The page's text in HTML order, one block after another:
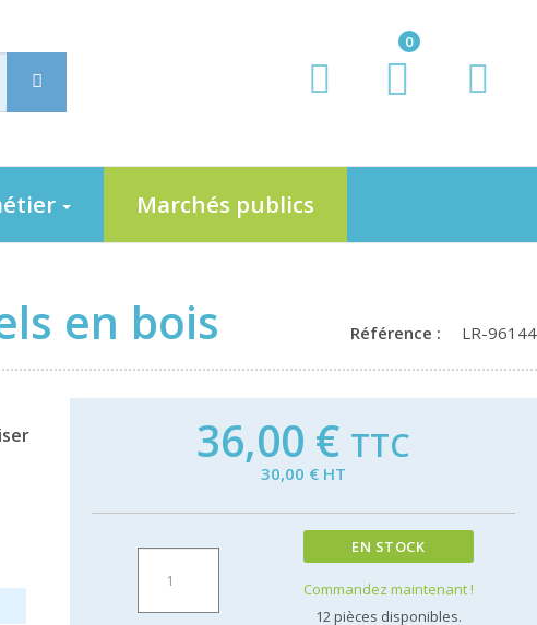
0
Marchés publics
en bois Référence : LR-96144
36,00 € TTC
30,00 € HT
EN STOCK
Commandez maintenant !
12pièces disponibles.